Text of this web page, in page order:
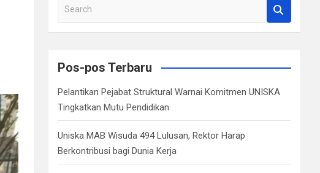
a
c
Pos-pos Terbaru
Pelantikan Pejabat Struktural Warnai Komitmen UNISKA
Tingkatkan Mutu Pendidikan
Uniska MAB Wisuda 494 Lulusan, Rektor Harap
Berkontribusi bagi Dunia Kerja